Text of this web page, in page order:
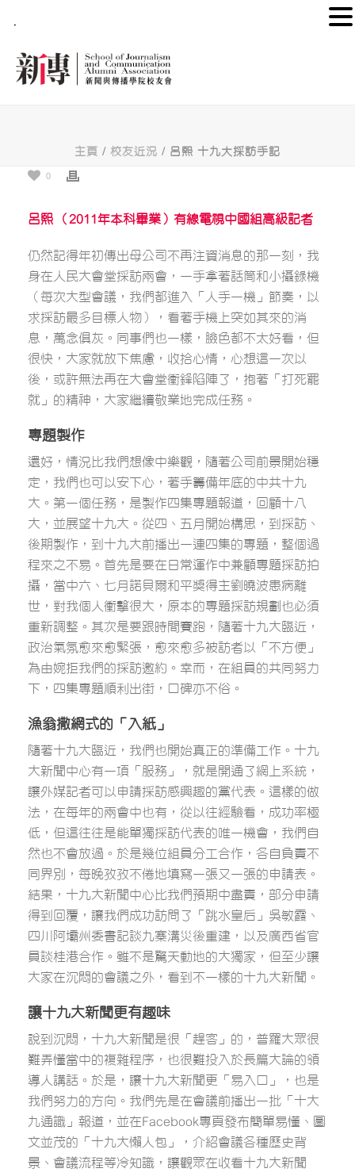
主頁 / 校友近況 / 呂熙 十九大採訪手記
0
呂熙 （2011年本科畢業）有線電視中國組高級記者
仍然記得年初傳出母公司不再注資消息的那一刻，我
身在人民大會堂採訪兩會，一手拿著話筒和小攝錄機
（每次大型會議，我們都進入「人手一機」節奏，以
求採訪最多目標人物），看著手機上突如其來的消
息，萬念俱灰。同事們也一樣，臉色都不太好看，但
很快，大家就放下焦慮，收拾心情，心想這一次以
後，或許無法再在大會堂衝鋒陷陣了，抱著「打死罷
就」的精神，大家繼續敬業地完成任務。
專題製作
還好，情況比我們想像中樂觀，隨著公司前景開始穩
定，我們也可以安下心，著手籌備年底的中共十九
大。第一個任務，是製作四集專題報道，回顧十八
大，並展望十九大。從四、五月開始構思，到採訪、
後期製作，到十九大前播出一連四集的專題，整個過
程來之不易。首先是要在日常運作中兼顧專題採訪拍
攝，當中六、七月諾貝爾和平獎得主劉曉波患病離
世，對我個人衝擊很大，原本的專題採訪規劃也必須
重新調整。其次是要跟時間賽跑，隨著十九大臨近，
政治氣氛愈來愈緊張，愈來愈多被訪者以「不方便」
為由婉拒我們的採訪邀約。幸而，在組員的共同努力
下，四集專題順利出街，口碑亦不俗。
漁翁撒網式的「入紙」
隨著十九大臨近，我們也開始真正的準備工作。十九
大新聞中心有一項「服務」，就是開通了網上系統，
讓外媒記者可以申請採訪感興趣的黨代表。這樣的做
法，在每年的兩會中也有，從以往經驗看，成功率極
低，但這往往是能單獨採訪代表的唯一機會，我們自
然也不會放過。於是幾位組員分工合作，各自負責不
同界別，每晚孜孜不倦地填寫一張又一張的申請表。
結果，十九大新聞中心比我們預期中盡責，部分申請
得到回覆，讓我們成功訪問了「跳水皇后」吳敏霞、
四川阿壩州委書記談九寨溝災後重建，以及廣西省官
員談桂港合作。雖不是驚天動地的大獨家，但至少讓
大家在沉悶的會議之外，看到不一樣的十九大新聞。
讓十九大新聞更有趣味
說到沉悶，十九大新聞是很「趕客」的，普羅大眾很
難弄懂當中的複雜程序，也很難投入於長篇大論的領
導人講話。於是，讓十九大新聞更「易入口」，也是
我們努力的方向。我們先是在會議前播出一批「十大
九通識」報道，並在Facebook專頁發布簡單易懂、圖
文並茂的「十九大懶人包」，介紹會議各種歷史背
景、會議流程等冷知識，讓觀眾在收看十九大新聞
.